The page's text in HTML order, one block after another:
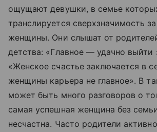
ощущают девушки, в семье
транслируется сверхзначимость
женщины. Они слышат от
детства: «Главное — удачно выйти
«Женское счастье заключается в
женщины карьера не главное». В
может быть много разговоров о
самая успешная женщина без
несчастна. Часто родители